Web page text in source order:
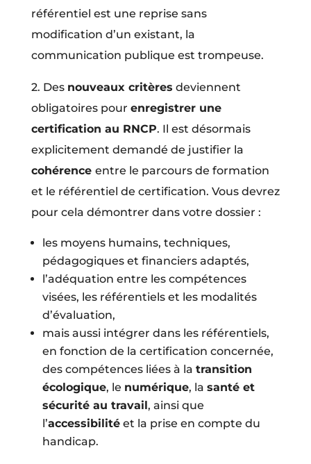
référentiel est une reprise sans
modification d’un existant, la
communication publique est trompeuse.
2. Des nouveaux critères deviennent
obligatoires pour enregistrer une
certification au RNCP. Il est désormais
explicitement demandé de justifier la
cohérence entre le parcours de formation
et le référentiel de certification. Vous devrez
pour cela démontrer dans votre dossier :
les moyens humains, techniques,
pédagogiques et financiers adaptés,
l’adéquation entre les compétences
visées, les référentiels et les modalités
d’évaluation,
mais aussi intégrer dans les référentiels,
en fonction de la certification concernée,
des compétences liées à la transition
écologique, le numérique, la santé et
sécurité au travail, ainsi que
l’accessibilitéet la prise en compte du
handicap.